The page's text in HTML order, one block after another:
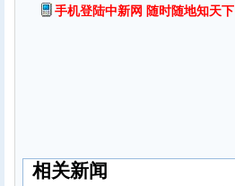
手机登陆中新网 随时随地知天下
相关新闻